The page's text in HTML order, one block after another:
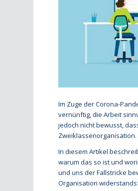
Im Zuge der Corona-
vernünftig, die Arbeit
jedoch nicht bewusst,
Zweiklassenorganisation.
In diesem Artikel
warum das so ist und
und uns der Fallstricke
Organisation